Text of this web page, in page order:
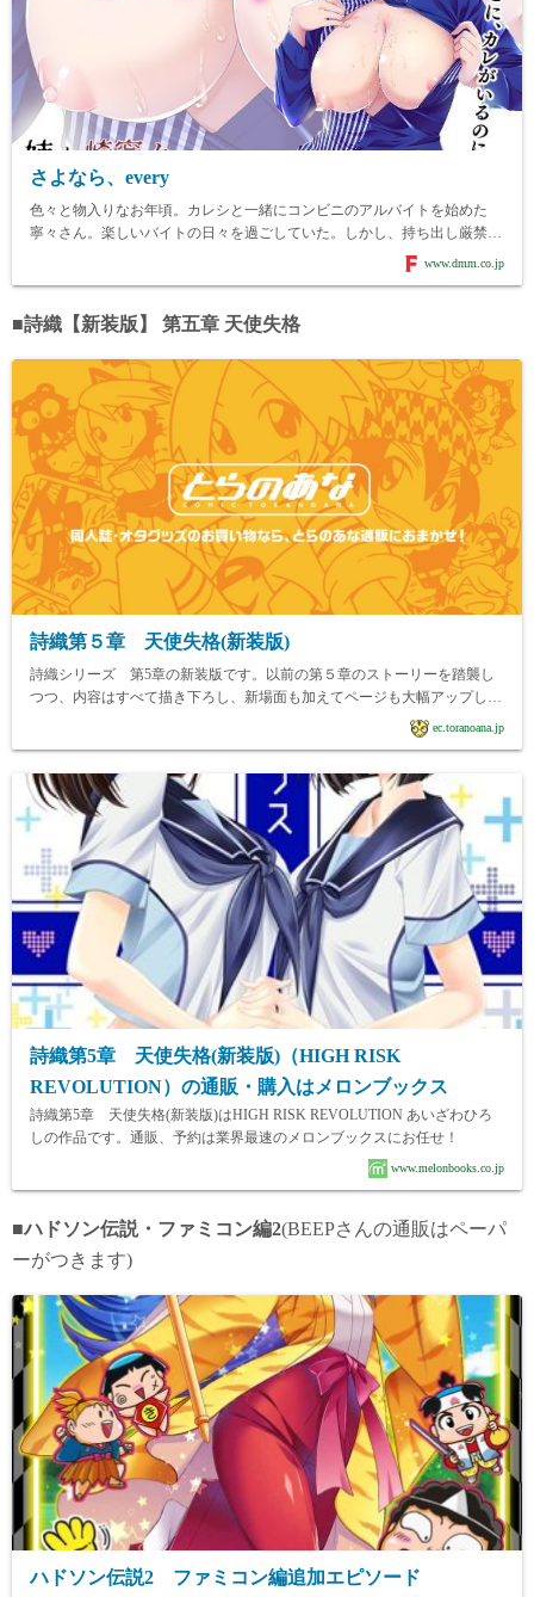
さよなら、every
色々と物入りなお年頃。カレシと一緒にコンビニのアルバイトを始めた
寧々さん。楽しいバイトの日々を過ごしていた。しかし、持ち出し厳禁の
www.dmm.co.jp
■詩織【新装版】 第五章 天使失格
詩織第５章 天使失格(新装版)
詩織シリーズ 第5章の新装版です。以前の第５章のストーリーを踏襲し
つつ、内容はすべて描き下ろし、新場面も加えてページも大幅アップした
ec.toranoana.jp
詩織第5章 天使失格(新装版)（HIGH RISK
REVOLUTION）の通販・購入はメロンブックス
詩織第5章 天使失格(新装版)はHIGH RISK REVOLUTION あいざわひろ
しの作品です。通販、予約は業界最速のメロンブックスにお任せ！
www.melonbooks.co.jp
■ハドソン伝説・ファミコン編2(BEEPさんの通販はペーパ
ーがつきます)
ハドソン伝説2 ファミコン編追加エピソード